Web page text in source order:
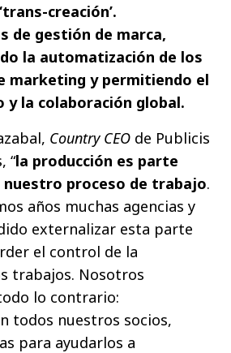
creación’.
de gestión de marca,
la automatización de los
marketing y permitiendo el
y la colaboración global.
Country CEO de Publicis
“la producción es parte
proceso de trabajo.
años muchas agencias y
externalizar esta parte
el control de la
trabajos. Nosotros
lo contrario:
todos nuestros socios,
para ayudarlos a